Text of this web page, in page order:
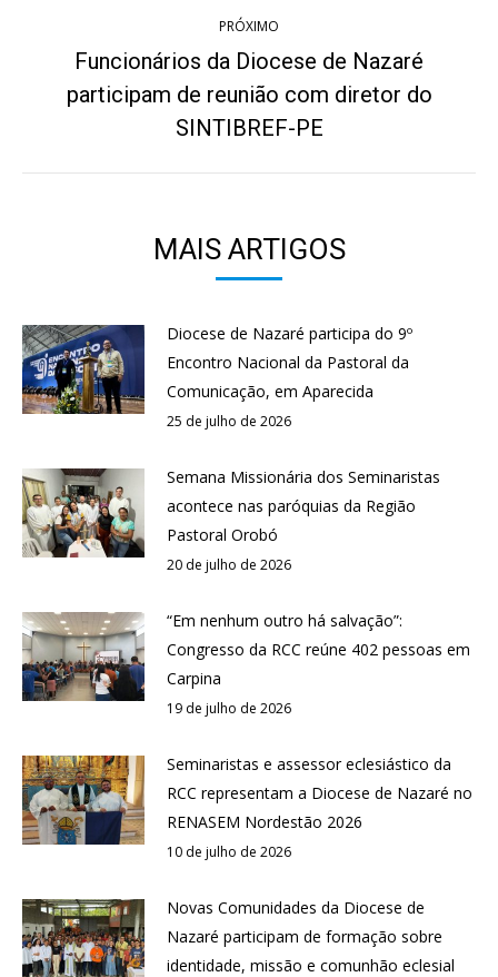
PRÓXIMO
Próximo
post:
Funcionários da Diocese de Nazaré
participam de reunião com diretor do
SINTIBREF-PE
MAIS ARTIGOS
Diocese de Nazaré participa do 9º
Encontro Nacional da Pastoral da
Comunicação, em Aparecida
25 de julho de 2026
Semana Missionária dos Seminaristas
acontece nas paróquias da Região
Pastoral Orobó
20 de julho de 2026
“Em nenhum outro há salvação”:
Congresso da RCC reúne 402 pessoas em
Carpina
19 de julho de 2026
Seminaristas e assessor eclesiástico da
RCC representam a Diocese de Nazaré no
RENASEM Nordestão 2026
10 de julho de 2026
Novas Comunidades da Diocese de
Nazaré participam de formação sobre
identidade, missão e comunhão eclesial